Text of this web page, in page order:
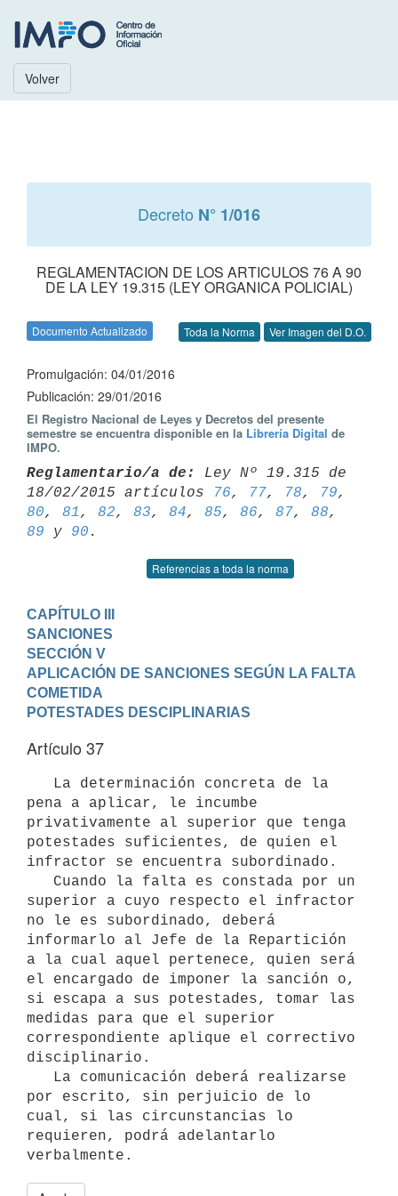
Volver
Decreto N° 1/016
REGLAMENTACION DE LOS ARTICULOS 76 A 90
DE LA LEY 19.315 (LEY ORGANICA POLICIAL)
Documento Actualizado Toda la Norma Ver Imagen del D.O.
Promulgación: 04/01/2016
Publicación: 29/01/2016
El Registro Nacional de Leyes y Decretos del presente
semestre se encuentra disponible en la Librería Digital de
IMPO.
Reglamentario/a de:
Ley Nº 19.315 de
18/02/2015 artículos
76, 77, 78, 79
80, 81 , 82, 83, 84, 85, 86, 87, 88
89 y 90
Referencias a toda la norma
CAPÍTULO III
SANCIONES
SECCIÓN V
APLICACIÓN DE SANCIONES SEGÚN LA FALTA
COMETIDA
POTESTADES DESCIPLINARIAS
Artículo 37
pena a aplicar, le incumbe
privativamente al superior que tenga
potestades suficientes, de quien el
infractor se encuentra subordinado.
superior a cuyo respecto el infractor
no le es subordinado, deberá
informarlo al Jefe de la Repartición
a la cual aquel pertenece, quien será
el encargado de imponer la sanción o,
si escapa a sus potestades, tomar las
medidas para que el superior
correspondiente aplique el correctivo
disciplinario.
por escrito, sin perjuicio de lo
cual, si las circunstancias lo
requieren, podrá adelantarlo